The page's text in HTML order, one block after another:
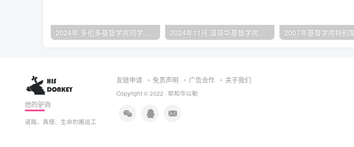
他的驴驹
道路、真理、生命的搬运工
友链申请 免责声明 广告合作 关于我们
Copyright © 2022 · 耶和华以勒